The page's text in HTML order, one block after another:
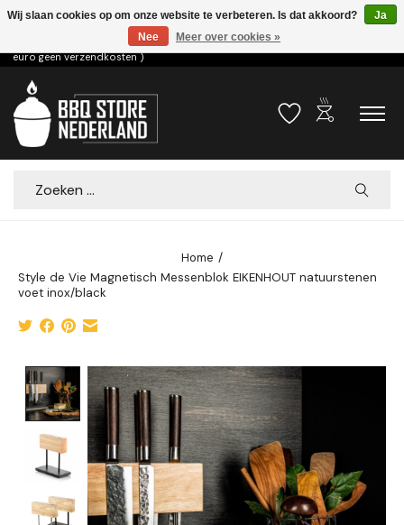
Voor 15.00u besteld dezelfde dag verzonden! ( 6,95 verzendkosten, vanaf 75
euro geen verzendkosten )
Verlanglijst
outdoor_grill
Zoeken
Home /
Style de Vie Magnetisch Messenblok EIKENHOUT natuurstenen
voet inox/black
Product image slideshow Items
Wij slaan cookies op om onze website te verbeteren. Is dat akkoord?
Ja
Nee
Meer over cookies »